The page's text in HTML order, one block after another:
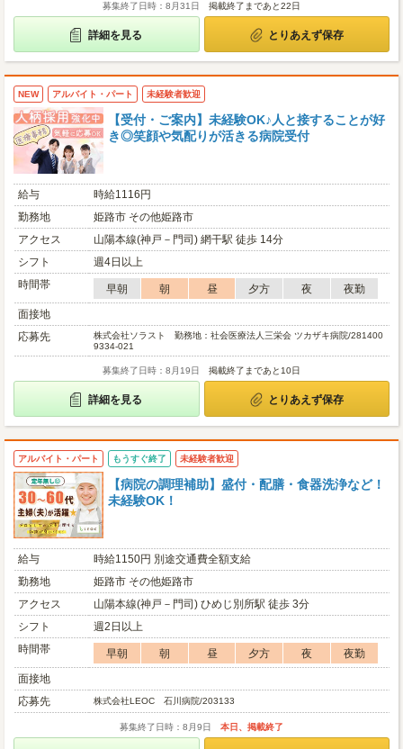
募集終了日時：8月31日 掲載終了まであと22日
詳細を見る とりあえず保存
NEW アルバイト・パート 未経験者歓迎
【受付・ご案内】未経験OK♪人と接することが好
き◎笑顔や気配りが活きる病院受付
給与
時給1116円
勤務地
姫路市 その他姫路市
アクセス
山陽本線(神戸－門司) 網干駅 徒歩 14分
シフト
週4日以上
時間帯
早朝 朝 昼 夕方 夜
夜勤
面接地
応募先
株式会社ソラスト 勤務地：社会医療法人三栄会 ツカザキ病院/281400
9334-021
募集終了日時：8月19日 掲載終了まであと10日
詳細を見る とりあえず保存
アルバイト・パート もうすぐ終了 未経験者歓迎
【病院の調理補助】盛付・配膳・食器洗浄など！
未経験OK！
給与
時給1150円 別途交通費全額支給
勤務地
姫路市 その他姫路市
アクセス
山陽本線(神戸－門司) ひめじ別所駅 徒歩 3分
シフト
週2日以上
時間帯
早朝 朝 昼 夕方 夜
夜勤
面接地
応募先
株式会社LEOC 石川病院/203133
募集終了日時：8月9日 本日、掲載終了